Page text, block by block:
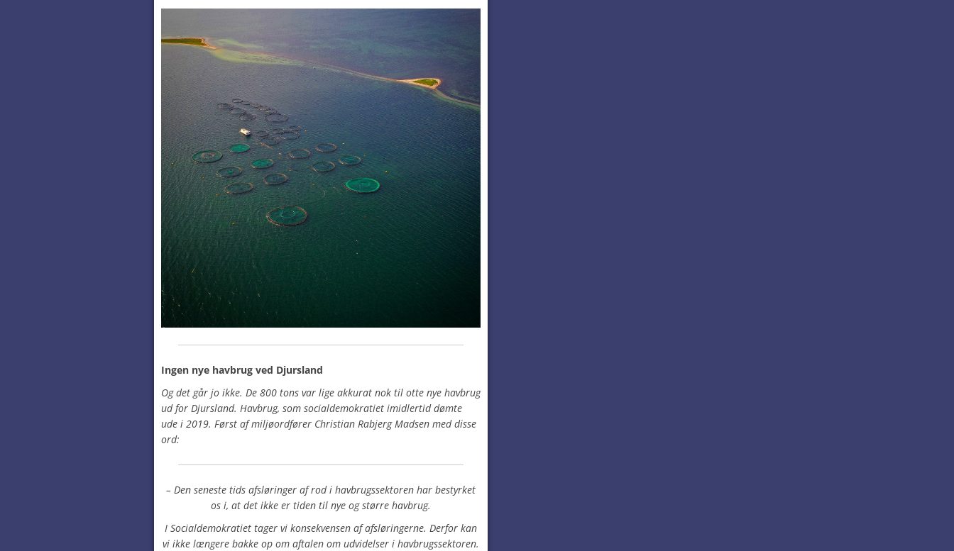
Ingen nye havbrug ved Djursland
Og det går jo ikke. De 800 tons var lige akkurat nok til otte nye havbrug
ud for Djursland. Havbrug, som socialdemokratiet imidlertid dømte
ude i 2019. Først af miljøordfører Christian Rabjerg Madsen med disse
ord:
– Den seneste tids afsløringer af rod i havbrugssektoren har bestyrket
os i, at det ikke er tiden til nye og større havbrug.
I Socialdemokratiet tager vi konsekvensen af afsløringerne. Derfor kan
vi ikke længere bakke op om aftalen om udvidelser i havbrugssektoren.